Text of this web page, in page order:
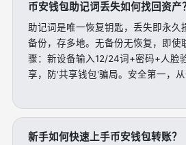
币安钱包助记词丢失如何找回资产
助记词是唯一恢复钥匙，丢失即永久
备份，存多地。无备份无恢复，即使
骤：新设备输入12/24词+密码+人脸
享，防'共享钱包'骗局。安全第一，从
新手如何快速上手币安钱包转账？